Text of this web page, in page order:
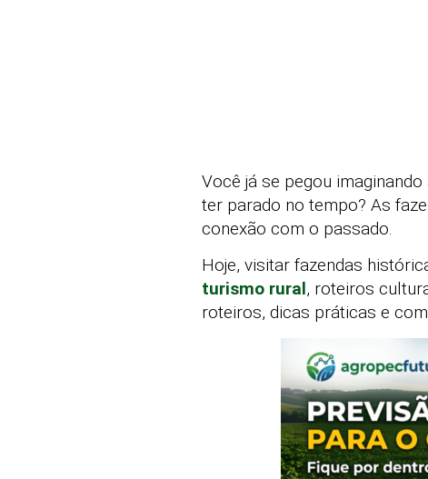
Você já se pegou
ter parado no tempo? As
conexão com o passado.
Hoje, visitar fazendas
turismo rural, roteiros
roteiros, dicas práticas e